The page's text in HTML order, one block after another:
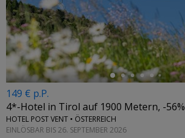
←
149 € p.P.
4*-Hotel in Tirol auf 1900 Metern, -56%
HOTEL POST VENT • ÖSTERREICH
EINLÖSBAR BIS 26. SEPTEMBER 2026